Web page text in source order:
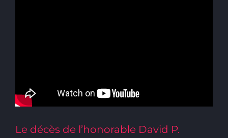
Le décès de l’honorable David P.